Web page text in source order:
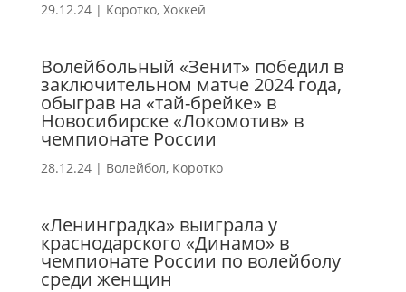
29.12.24| Коротко, Хоккей
Волейбольный «Зенит» победил в
заключительном матче 2024 года,
обыграв на «тай-брейке» в
Новосибирске «Локомотив» в
чемпионате России
28.12.24| Волейбол, Коротко
«Ленинградка» выиграла у
краснодарского «Динамо» в
чемпионате России по волейболу
среди женщин